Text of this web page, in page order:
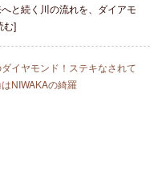
と続く川の流れを、ダイアモ
む]
イヤモンド！ステキなされて
NIWAKAの綺羅